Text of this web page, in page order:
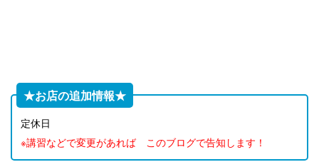
★お店の追加情報★
定休日
※講習などで変更があれば このブログで告知します！